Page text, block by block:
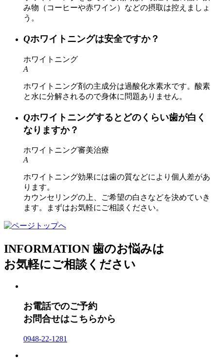
み物（コーヒーや赤ワイン）などの摂取は控えましょ
う。
Qホワイトニングは安全ですか？
ホワイトニング
A
ホワイトニング剤の主成分は過酸化水素水です。酸素
と水に分解されるので身体に問題ありません。
Qホワイトニングするとどのくらい歯が白く
なりますか？
ホワイトニング審美治療
A
ホワイトニング効果には歯の質などにより個人差があ
ります。
カウンセリングの上、ご希望の白さなどを決めていき
ます。まずはお気軽にご相談ください。
INFORMATION 歯のお悩みは
お気軽にご相談ください
お電話でのご予約
お問合せはこちらから
0948-22-1281